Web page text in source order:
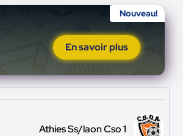
Nouveau!
En savoir plus
Athies Ss/laon Cso 1